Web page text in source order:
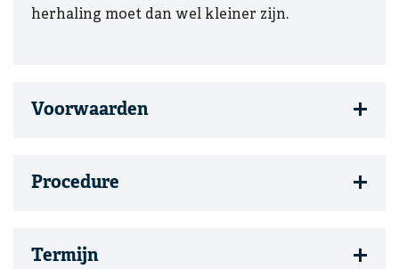
herhaling moet dan wel kleiner zijn.
Voorwaarden
Procedure
Termijn